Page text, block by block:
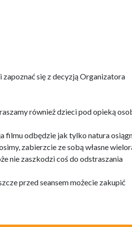
i zapoznać się z decyzją Organizatora
również dzieci pod opieką
filmu odbędzie jak tylko natura
zabierzcie ze sobą własne
nie zaszkodzi coś do odstraszania
przed seansem możecie zakupić